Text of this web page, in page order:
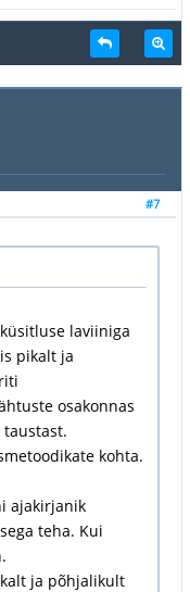
#7
laviiniga
pikalt ja
osakonnas
kohta.
ajakirjanik
teha. Kui
ja põhjalikult